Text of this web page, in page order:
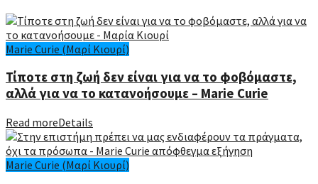
Marie Curie (Μαρί Κιουρί)
Τίποτε στη ζωή δεν είναι για να το φοβόμαστε,
αλλά για να το κατανοήσουμε – Marie Curie
Read moreDetails
Marie Curie (Μαρί Κιουρί)